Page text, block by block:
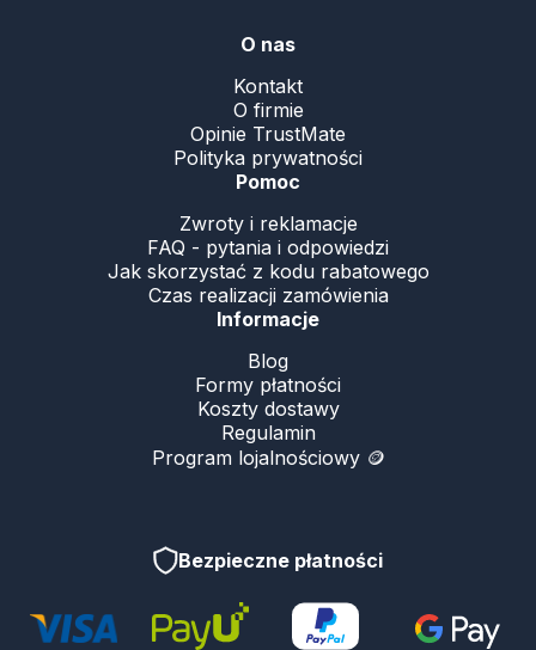
O nas
Kontakt
O firmie
Opinie TrustMate
Polityka prywatności
Pomoc
Zwroty i reklamacje
FAQ - pytania i odpowiedzi
Jak skorzystać z kodu rabatowego
Czas realizacji zamówienia
Informacje
Blog
Formy płatności
Koszty dostawy
Regulamin
Program lojalnościowy 🪙
Bezpieczne płatności